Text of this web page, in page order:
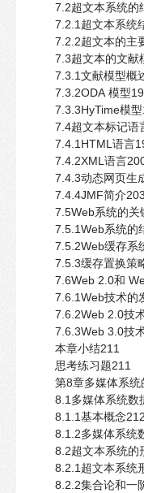
7.2超文本系统的
7.2.1超文本系统
7.2.2超文本的主
7.3超文本的文献
7.3.1文献模型概
7.3.2ODA 模型
7.3.3HyTime模
7.4超文本标记语
7.4.1HTML语言
7.4.2XML语言
7.4.3动态网页生
7.4.4JMF简介203
7.5Web系统的关
7.5.1Web系统的
7.5.2Web缓存系
7.5.3缓存置换策
7.6Web 2.0和
7.6.1Web技术的
7.6.2Web 2.0技
7.6.3Web 3.0技
本章小结211
思考练习题211
第8章多媒体系
8.1多媒体系统数
8.1.1基本概念212
8.1.2多媒体系统
8.2超文本系统的
8.2.1超文本系统
8.2.2集合论和一